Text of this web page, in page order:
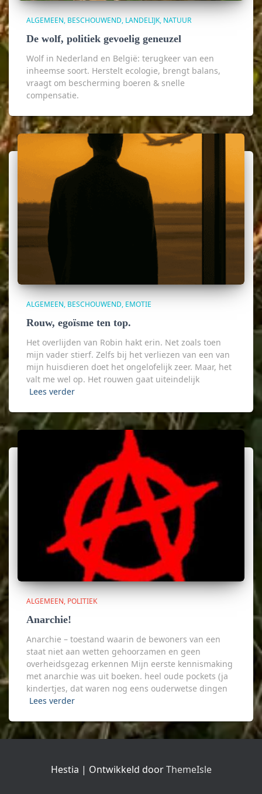
ALGEMEEN BESCHOUWEND LANDELIJK NATUUR
De wolf, politiek gevoelig geneuzel
Wolf in Nederland en België: terugkeer van een
inheemse soort. Herstelt ecologie, brengt balans,
vraagt om bescherming boeren & snelle
compensatie.
ALGEMEEN BESCHOUWEND EMOTIE
Rouw, egoïsme ten top.
Het overlijden van Robin hakt erin. Net zoals toen
mijn vader stierf. Zelfs bij het verliezen van een van
mijn huisdieren doet het ongelofelijk zeer. Maar, het
valt me wel op. Het rouwen gaat uiteindelijk
Lees verder
ALGEMEEN POLITIEK
Anarchie!
Anarchie – toestand waarin de bewoners van een
staat niet aan wetten gehoorzamen en geen
overheidsgezag erkennen Mijn eerste kennismaking
met anarchie was uit boeken. heel oude pockets (ja
kindertjes, dat waren nog eens ouderwetse dingen
Lees verder
Hestia | Ontwikkeld doorThemeIsle